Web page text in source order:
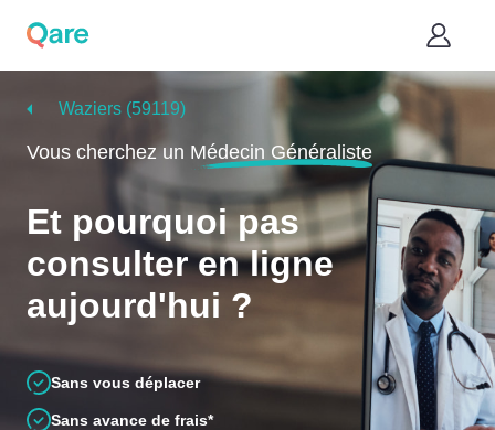
Waziers (59119)
Vous cherchez un Médecin Généraliste
Et pourquoi pas
consulter en ligne
aujourd'hui ?
Sans vous déplacer
Sans avance de frais*